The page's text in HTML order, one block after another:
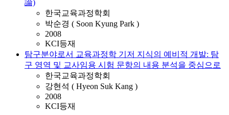
論)
한국교육과정학회
박순경 ( Soon Kyung Park )
2008
KCI등재
탐구분야로서 교육과정학 기저 지식의 예비적 개발: 탐
구 영역 및 교사임용 시험 문항의 내용 분석을 중심으로
한국교육과정학회
강현석 ( Hyeon Suk Kang )
2008
KCI등재